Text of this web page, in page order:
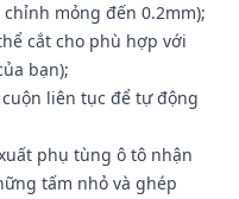
mỏng đến 0.2mm);
cắt cho phù hợp với
bạn);
cuộn liên tục để tự động
phụ tùng ô tô nhận
tấm nhỏ và ghép